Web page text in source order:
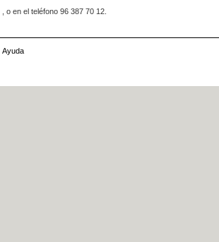
, o en el teléfono 96 387 70 12.
Ayuda